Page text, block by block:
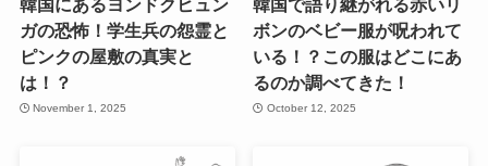
韓国にあるヨンドクヒュン
ガの恐怖！学生兵の怨霊と
ピンクの屋敷の真実と
は！？
November 1, 2025
韓国で語り継がれる赤いリ
ボンのベビー服が呪われて
いる！？この服はどこにあ
るのか調べてきた！
October 12, 2025